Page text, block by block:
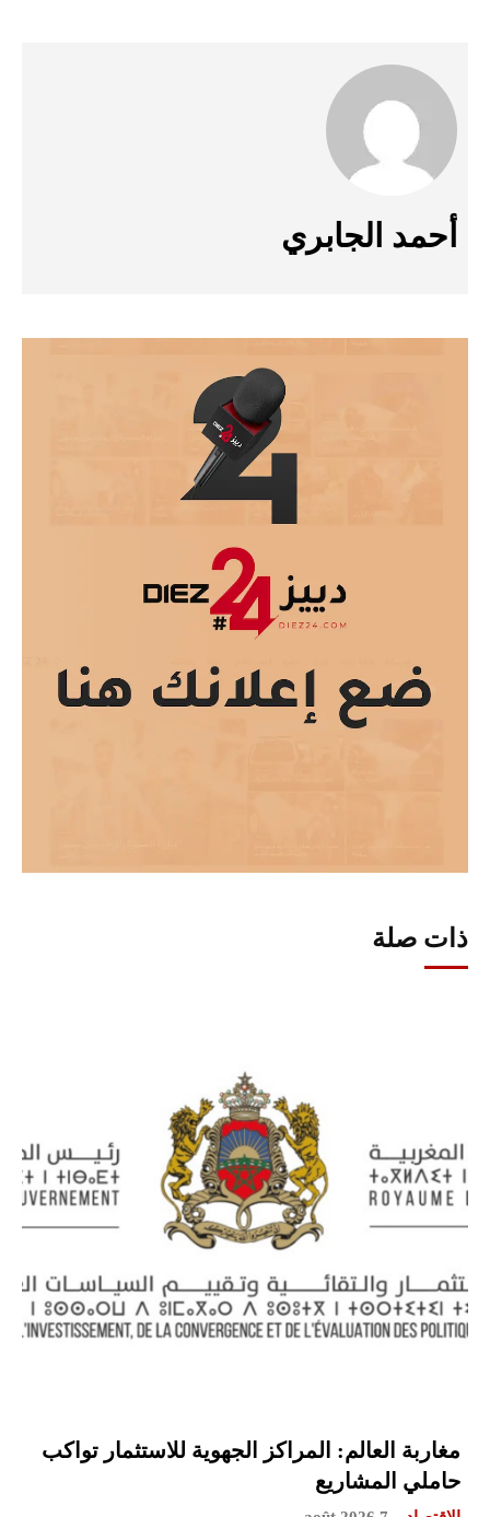
ذات صلة
مغاربة العالم: المراكز الجهوية للاستثمار تواكب
حاملي المشاريع
أحمد الجابري